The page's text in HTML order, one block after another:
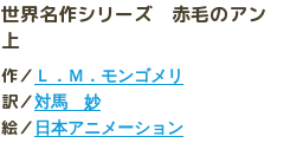
世界名作シリーズ 赤毛のアン
上
作／ Ｌ．Ｍ．モンゴメリ
訳／対馬 妙
絵／ 日本アニメーション